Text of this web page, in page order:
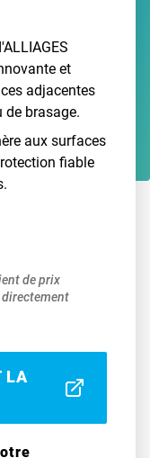
et
adjacentes
de brasage.
aux surfaces
fiable
de prix
LA